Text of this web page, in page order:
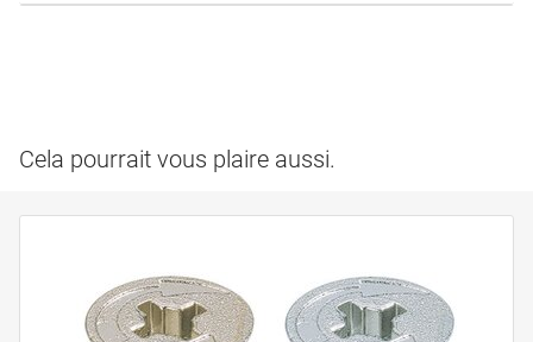
Cela pourrait vous plaire aussi.